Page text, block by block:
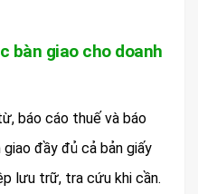
bàn giao cho doanh
báo cáo thuế và báo
đầy đủ cả bản giấy
lưu trữ, tra cứu khi cần.